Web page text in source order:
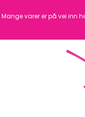
Mange varer er på vei inn